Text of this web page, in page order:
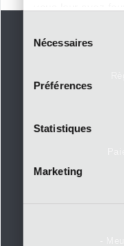
Nécessaires
Préférences
Statistiques
Marketing